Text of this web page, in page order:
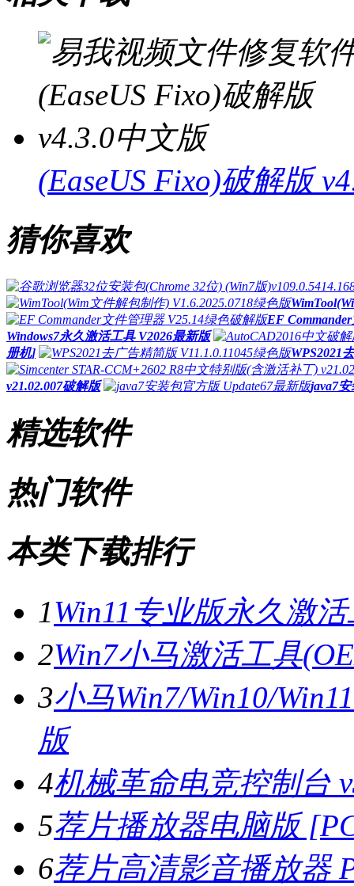
(EaseUS Fixo)破解版
猜你喜欢
EF
Windows7永久激活工具 V2026最新版
册机]
WPS2021
v21.02.007破解版 java7
精选软件
热门软件
本类下载排行
1Win11专业版永久激
2Win7小马激活工具
3小马Win7/Win10/
版
4机械革命电竞控制台
5荐片播放器电脑版
6荐片高清影音播放器